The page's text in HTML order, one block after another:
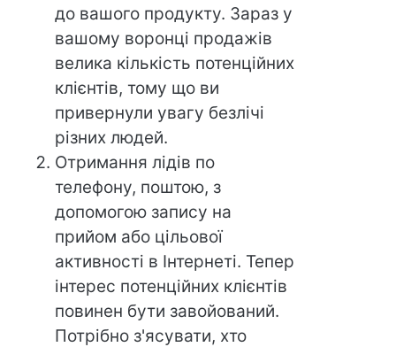
до вашого продукту. Зараз у
вашому воронці продажів
велика кількість потенційних
клієнтів, тому що ви
привернули увагу безлічі
різних людей.
Отримання лідів по
телефону, поштою, з
допомогою запису на
прийом або цільової
активності в Інтернеті. Тепер
інтерес потенційних клієнтів
повинен бути завойований.
Потрібно з'ясувати, хто